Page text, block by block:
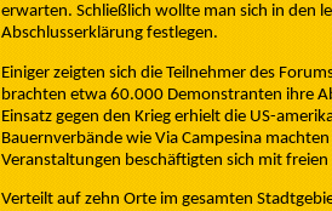
erwarten. Schließlich wollte man sich in den
Abschlusserklärung festlegen.
Einiger zeigten sich die Teilnehmer des
brachten etwa 60.000 Demonstranten ihre
Einsatz gegen den Krieg erhielt die US-
Bauernverbände wie Via Campesina
Veranstaltungen beschäftigten sich mit
Verteilt auf zehn Orte im gesamten